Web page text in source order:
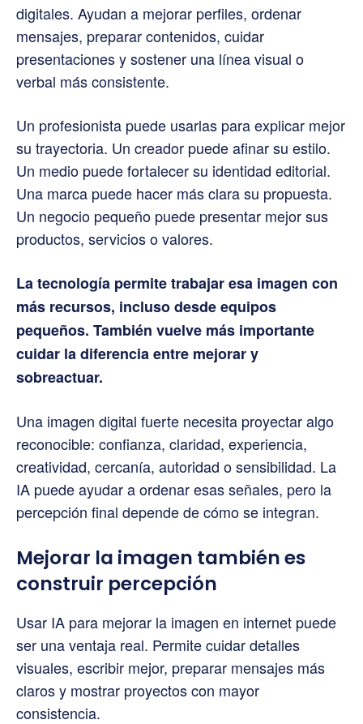
digitales. Ayudan a mejorar perfiles, ordenar
mensajes, preparar contenidos, cuidar
presentaciones y sostener una línea visual o
verbal más consistente.
Un profesionista puede usarlas para explicar mejor
su trayectoria. Un creador puede afinar su estilo.
Un medio puede fortalecer su identidad editorial.
Una marca puede hacer más clara su propuesta.
Un negocio pequeño puede presentar mejor sus
productos, servicios o valores.
La tecnología permite trabajar esa imagen con
más recursos, incluso desde equipos
pequeños. También vuelve más importante
cuidar la diferencia entre mejorar y
sobreactuar.
Una imagen digital fuerte necesita proyectar algo
reconocible: confianza, claridad, experiencia,
creatividad, cercanía, autoridad o sensibilidad. La
IA puede ayudar a ordenar esas señales, pero la
percepción final depende de cómo se integran.
Mejorar la imagen también es
construir percepción
Usar IA para mejorar la imagen en internet puede
ser una ventaja real. Permite cuidar detalles
visuales, escribir mejor, preparar mensajes más
claros y mostrar proyectos con mayor
consistencia.